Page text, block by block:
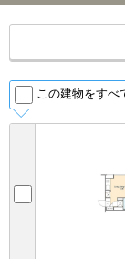
この建物をすべ